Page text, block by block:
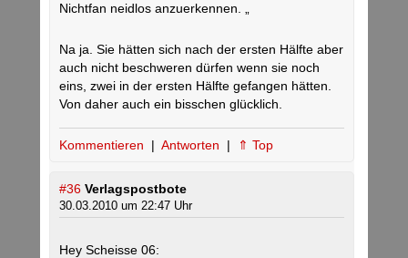
Nichtfan neidlos anzuerkennen. „
Na ja. Sie hätten sich nach der ersten Hälfte aber
auch nicht beschweren dürfen wenn sie noch
eins, zwei in der ersten Hälfte gefangen hätten.
Von daher auch ein bisschen glücklich.
Kommentieren | Antworten | ⇑ Top
#36 Verlagspostbote
30.03.2010 um 22:47 Uhr
Hey Scheisse 06: